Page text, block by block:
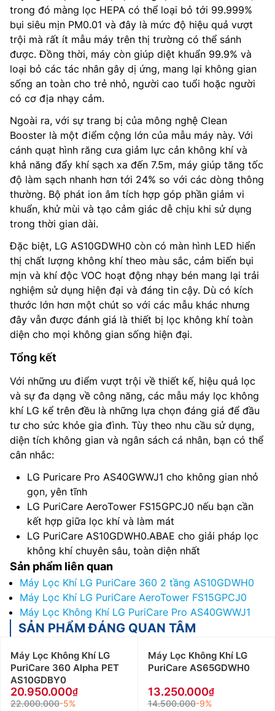
trong đó màng lọc HEPA có thể loại bỏ tới 99.999%
bụi siêu mịn PM0.01 và đây là mức độ hiệu quả vượt
trội mà rất ít mẫu máy trên thị trường có thể sánh
được. Đồng thời, máy còn giúp diệt khuẩn 99.9% và
loại bỏ các tác nhân gây dị ứng, mang lại không gian
sống an toàn cho trẻ nhỏ, người cao tuổi hoặc người
có cơ địa nhạy cảm.
Ngoài ra, với sự trang bị của mông nghệ Clean
Booster là một điểm cộng lớn của mẫu máy này. Với
cánh quạt hình răng cưa giảm lực cản không khí và
khả năng đẩy khí sạch xa đến 7.5m, máy giúp tăng tốc
độ làm sạch nhanh hơn tới 24% so với các dòng thông
thường. Bộ phát ion âm tích hợp góp phần giảm vi
khuẩn, khử mùi và tạo cảm giác dễ chịu khi sử dụng
trong thời gian dài.
Đặc biệt, LG AS10GDWH0 còn có màn hình LED hiển
thị chất lượng không khí theo màu sắc, cảm biến bụi
mịn và khí độc VOC hoạt động nhạy bén mang lại trải
nghiệm sử dụng hiện đại và đáng tin cậy. Dù có kích
thước lớn hơn một chút so với các mẫu khác nhưng
đây vẫn được đánh giá là thiết bị lọc không khí toàn
diện cho mọi không gian sống hiện đại.
Tổng kết
Với những ưu điểm vượt trội về thiết kế, hiệu quả lọc
và sự đa dạng về công năng, các mẫu máy lọc không
khí LG kể trên đều là những lựa chọn đáng giá để đầu
tư cho sức khỏe gia đình. Tùy theo nhu cầu sử dụng,
diện tích không gian và ngân sách cá nhân, bạn có thể
cân nhắc:
LG Puricare Pro AS40GWWJ1 cho không gian nhỏ
gọn, yên tĩnh
LG PuriCare AeroTower FS15GPCJ0 nếu bạn cần
kết hợp giữa lọc khí và làm mát
LG PuriCare AS10GDWH0.ABAE cho giải pháp lọc
không khí chuyên sâu, toàn diện nhất
Sản phẩm liên quan
Máy Lọc Khí LG PuriCare 360 2 tầng AS10GDWH0
Máy Lọc Khí LG PuriCare AeroTower FS15GPCJ0
Máy Lọc Không Khí LG PuriCare Pro AS40GWWJ1
SẢN PHẨM ĐÁNG QUAN TÂM
Máy Lọc Không Khí LG
PuriCare 360 Alpha PET
AS10GDBY0
20.950.000
22.000.000-5%
Máy Lọc Không Khí LG
PuriCare AS65GDWH0
13.250.000
14.500.000-9%